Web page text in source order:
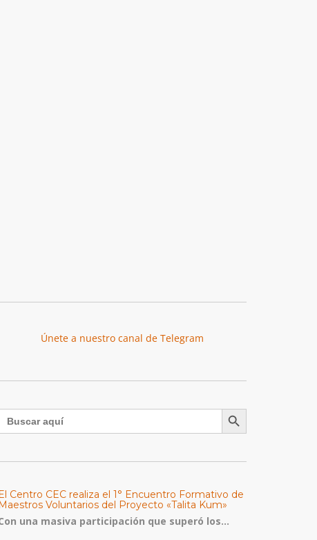
Únete a nuestro canal de Telegram
Botón de búsqueda
Centro CEC realiza el 1° Encuentro Formativo de
Voluntarios del Proyecto «Talita Kum»
una masiva participación que superó los...